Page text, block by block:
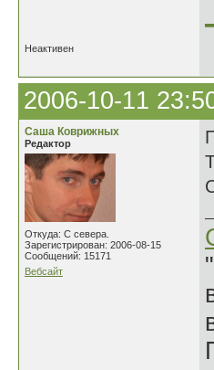
Неактивен
2006-10-11
Саша Коврижных
Редактор
Откуда: С севера.
Зарегистрирован: 2006-08-15
Сообщений: 15171
Вебсайт